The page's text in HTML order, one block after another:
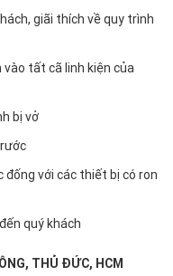
giãi thích về quy trình
tất cã linh kiện của
bị vở
đống với các thiết bị có ron
quý khách
THỦ ĐỨC, HCM